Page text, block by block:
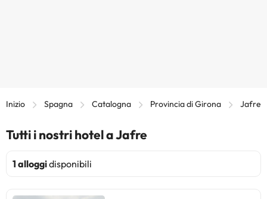
Inizio Spagna Catalogna Provincia di Girona Jafre
Tutti i nostri hotel a Jafre
1 alloggidisponibili